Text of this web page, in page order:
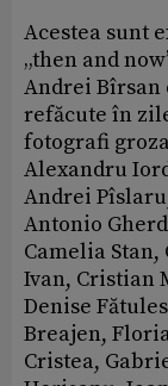
Acestea sunt
„then and
Andrei Bîrsan
refăcute în
fotografi
Alexandru
Andrei
Antonio
Camelia
Ivan, Cristian
Denise
Breajen,
Cristea,